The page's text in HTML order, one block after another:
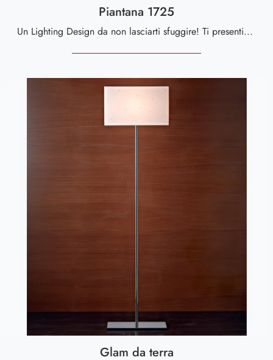
Piantana 1725
Un Lighting Design da non lasciarti sfuggire! Ti presentiamo la lampada da terra classica Piantana 1725 di Silvano Grifoni.
Glam da terra